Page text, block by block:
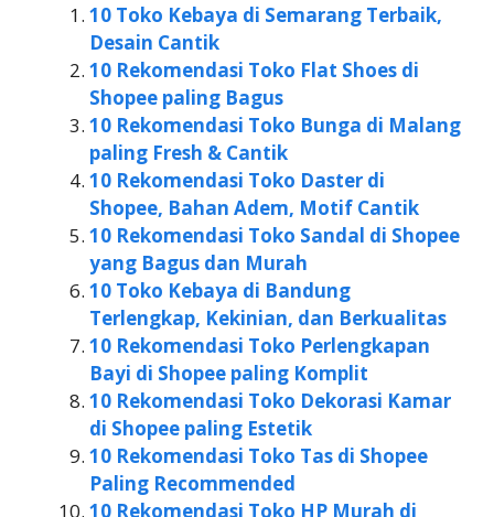
10 Toko Kebaya di Semarang Terbaik,
Desain Cantik
10 Rekomendasi Toko Flat Shoes di
Shopee paling Bagus
10 Rekomendasi Toko Bunga di Malang
paling Fresh & Cantik
10 Rekomendasi Toko Daster di
Shopee, Bahan Adem, Motif Cantik
10 Rekomendasi Toko Sandal di Shopee
yang Bagus dan Murah
10 Toko Kebaya di Bandung
Terlengkap, Kekinian, dan Berkualitas
10 Rekomendasi Toko Perlengkapan
Bayi di Shopee paling Komplit
10 Rekomendasi Toko Dekorasi Kamar
di Shopee paling Estetik
10 Rekomendasi Toko Tas di Shopee
Paling Recommended
10 Rekomendasi Toko HP Murah di